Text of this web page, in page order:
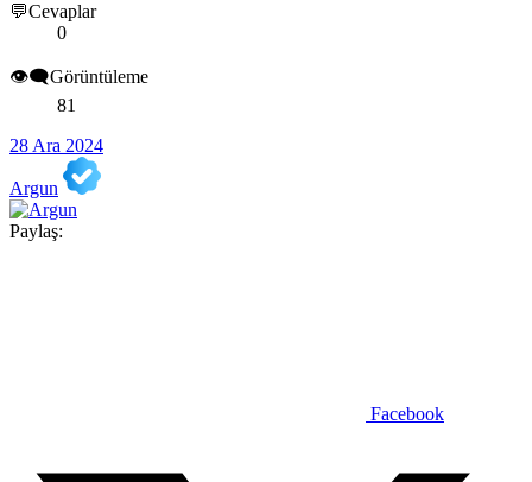
💬Cevaplar
0
👁️‍🗨️Görüntüleme
81
28 Ara 2024
Argun
Paylaş:
Facebook